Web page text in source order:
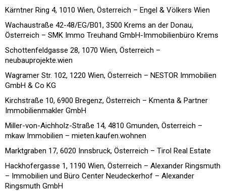
Kärntner Ring 4, 1010 Wien, Österreich – Engel & Völkers Wien
Wachaustraße 42-48/EG/B01, 3500 Krems an der Donau,
Österreich – SMK Immo Treuhand GmbH-Immobilienbüro Krems
Schottenfeldgasse 28, 1070 Wien, Österreich –
neubauprojekte.wien
Wagramer Str. 102, 1220 Wien, Österreich – NESTOR Immobilien
GmbH & Co KG
Kirchstraße 10, 6900 Bregenz, Österreich – Kmenta & Partner
Immobilienmakler GmbH
Miller-von-Aichholz-Straße 14, 4810 Gmunden, Österreich –
mkaw Immobilien – mieten.kaufen.wohnen
Marktgraben 17, 6020 Innsbruck, Österreich – Tirol Real Estate
Hackhofergasse 1, 1190 Wien, Österreich – Alexander Ringsmuth
– Immobilien und Büro Center Neudeckerhof – Alexander
Ringsmuth GmbH